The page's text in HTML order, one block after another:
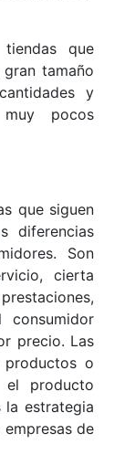
que
tamaño
y
pocos
que siguen
diferencias
Son
cierta
precio. Las
productos o
producto
la estrategia
de